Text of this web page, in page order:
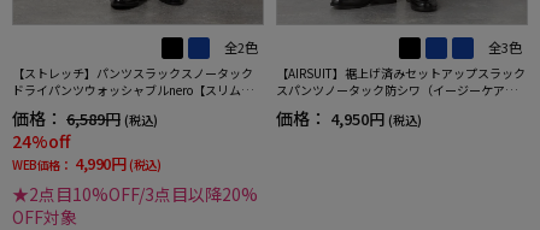
全2色
【ストレッチ】パンツスラックスノータック
ドライパンツウォッシャブルnero【スリムデ
価格： 6,589円 (税込)
24%off
WEB価格： 4,990円 (税込)
★2点目10%OFF/3点目以降20%
OFF対象
全3色
【AIRSUIT】裾上げ済みセットアップスラック
スパンツノータック防シワ（イージーケア）
価格： 4,950円 (税込)